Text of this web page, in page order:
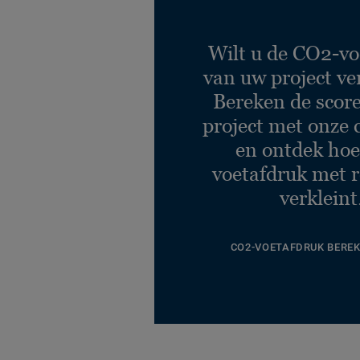
Classics - Scandinavian
Oak - Medium Beige
Ref. 24524016
Wilt u de CO2-
van uw project
Bereken de
project met onze
en ontdek
voetafdruk met
CO2-VOETAFDRUK